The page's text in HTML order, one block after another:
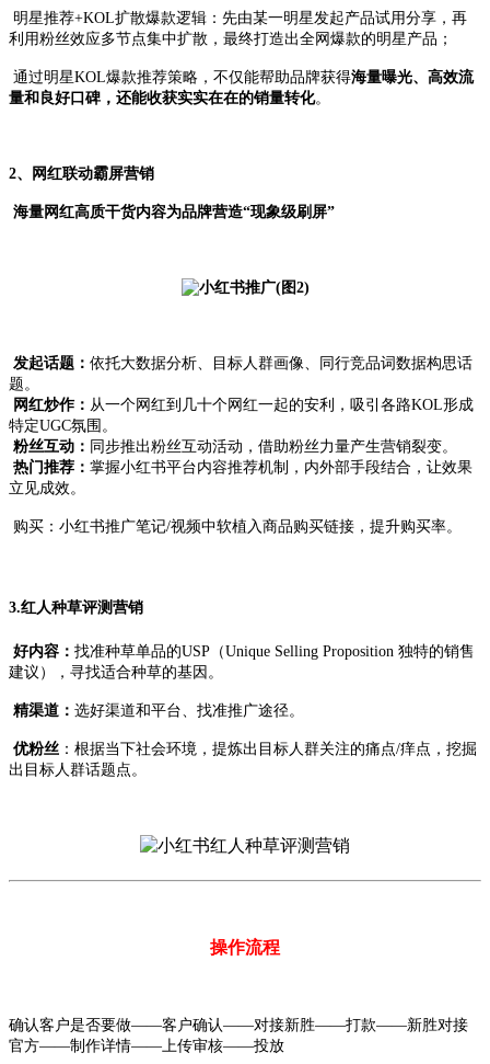
明星推荐+KOL扩散爆款逻辑：先由某一明星发起产品试用分享，再
利用粉丝效应多节点集中扩散，最终打造出全网爆款的明星产品；
通过明星KOL爆款推荐策略，不仅能帮助品牌获得海量曝光、高效流
量和良好口碑，还能收获实实在在的销量转化。
2、网红联动霸屏营销
海量网红高质干货内容为品牌营造“现象级刷屏”
发起话题： 依托大数据分析、目标人群画像、同行竞品词数据构思话
题。
网红炒作： 从一个网红到几十个网红一起的安利，吸引各路KOL形成
特定UGC氛围。
粉丝互动： 同步推出粉丝互动活动，借助粉丝力量产生营销裂变。
热门推荐： 掌握小红书平台内容推荐机制，内外部手段结合，让效果
立见成效。
购买：小红书推广笔记/视频中软植入商品购买链接，提升购买率。
3.红人种草评测营销
好内容： 找准种草单品的USP（Unique Selling Proposition 独特的销售
建议），寻找适合种草的基因。
精渠道： 选好渠道和平台、找准推广途径。
优粉丝 ：根据当下社会环境，提炼出目标人群关注的痛点/痒点，挖掘
出目标人群话题点。
操作流程
确认客户是否要做——客户确认——对接新胜——打款——新胜对接
官方——制作详情——上传审核——投放